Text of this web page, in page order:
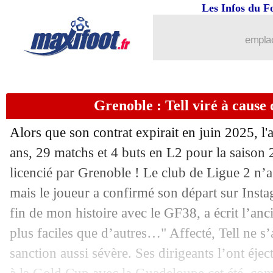
Les Infos du
Grenoble : Tell viré à cause
Alors que son contrat expirait en juin 2025,
ans, 29 matchs et 4 buts en L2 pour la
licencié par Grenoble ! Le club de Ligue 2
mais le joueur a confirmé son départ sur
fin de mon histoire avec le GF38, a écrit
plus faciles que d’autres…" Affecté, Tell ne
sanction aussi sévère. Ses dirigeants l’ont
: H. Renard rend hommage à
29/07 Amical: Toulouse renverse Osasuna
CdM (f): le classement du groupe F
29/07 CdM (f) : France 2-1 Brésil (fini)
29/07 Man Utd: la Sociedad veut Van de
29/07 Barça: Dembélé, une promesse pour
29/07 Divers : Hazard vers la retraite ?